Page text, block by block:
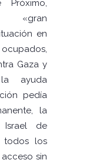
«gran
en
Gaza y
ayuda
pedía
la
Israel de
todos los
sin